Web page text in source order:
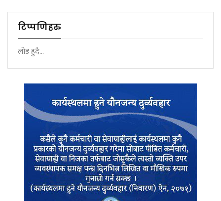
टिप्पणिहरु
लोड हुदै...